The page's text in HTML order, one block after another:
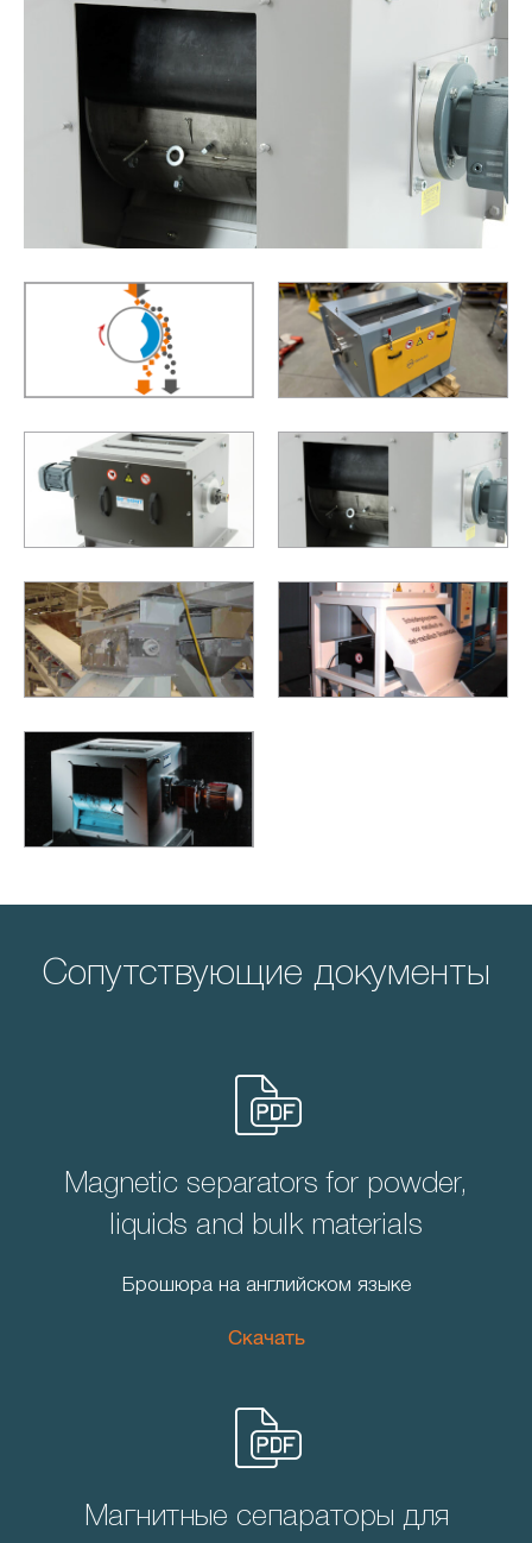
Сопутствующие документы
Magnetic separators for powder,
liquids and bulk materials
Брошюра на английском языке
Скачать
Магнитные сепараторы для